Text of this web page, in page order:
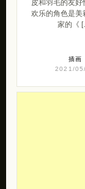
皮和羽毛的友好
欢乐的角色是美
家的《
插画
2021/